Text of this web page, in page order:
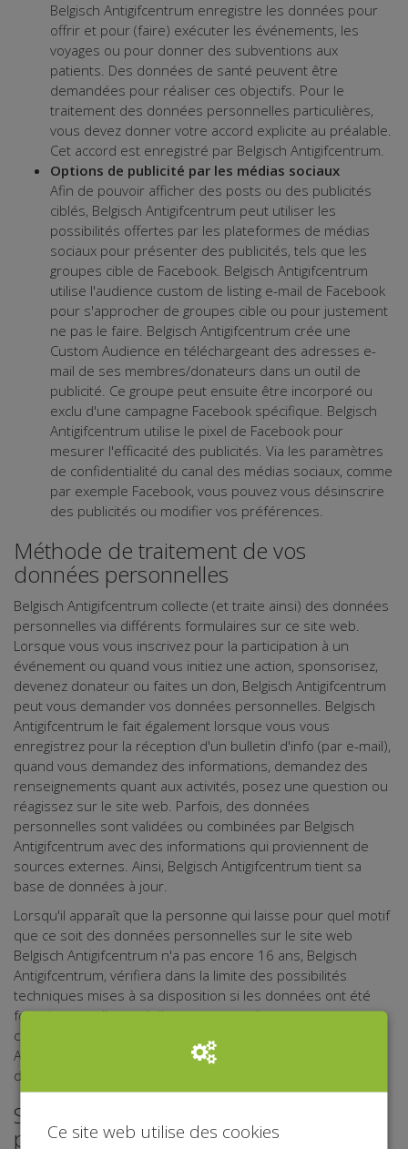
Belgisch Antigifcentrum enregistre les données pour
offrir et pour (faire) exécuter les événements, les
voyages ou pour donner des subventions aux
patients. Des données de santé peuvent être
demandées pour réaliser ces objectifs. Pour le
traitement des données personnelles particulières,
vous devez donner votre accord explicite au préalable.
Cet accord est enregistré par Belgisch Antigifcentrum.
Options de publicité par les médias sociaux
Afin de pouvoir afficher des posts ou des publicités
ciblés, Belgisch Antigifcentrum peut utiliser les
possibilités offertes par les plateformes de médias
sociaux pour présenter des publicités, tels que les
groupes cible de Facebook. Belgisch Antigifcentrum
utilise l'audience custom de listing e-mail de Facebook
pour s'approcher de groupes cible ou pour justement
ne pas le faire. Belgisch Antigifcentrum crée une
Custom Audience en téléchargeant des adresses e-
mail de ses membres/donateurs dans un outil de
publicité. Ce groupe peut ensuite être incorporé ou
exclu d'une campagne Facebook spécifique. Belgisch
Antigifcentrum utilise le pixel de Facebook pour
mesurer l'efficacité des publicités. Via les paramètres
de confidentialité du canal des médias sociaux, comme
par exemple Facebook, vous pouvez vous désinscrire
des publicités ou modifier vos préférences.
Méthode de traitement de vos
données personnelles
Belgisch Antigifcentrum collecte (et traite ainsi) des données
personnelles via différents formulaires sur ce site web.
Lorsque vous vous inscrivez pour la participation à un
événement ou quand vous initiez une action, sponsorisez,
devenez donateur ou faites un don, Belgisch Antigifcentrum
peut vous demander vos données personnelles. Belgisch
Antigifcentrum le fait également lorsque vous vous
enregistrez pour la réception d'un bulletin d'info (par e-mail),
quand vous demandez des informations, demandez des
renseignements quant aux activités, posez une question ou
réagissez sur le site web. Parfois, des données
personnelles sont validées ou combinées par Belgisch
Antigifcentrum avec des informations qui proviennent de
sources externes. Ainsi, Belgisch Antigifcentrum tient sa
base de données à jour.
Lorsqu'il apparaît que la personne qui laisse pour quel motif
que ce soit des données personnelles sur le site web
Belgisch Antigifcentrum n'a pas encore 16 ans, Belgisch
Antigifcentrum, vérifiera dans la limite des possibilités
techniques mises à sa disposition si les données ont été
fournies avec l'accord d'un parent ou d'une personne en
charge. Lorsque cet accord est absent, Belgisch
Antigifcentrum ne procédera pas au traitement des
données personnelles.
Sécurisation de vos données
personnelles
Ce site web utilise des cookies